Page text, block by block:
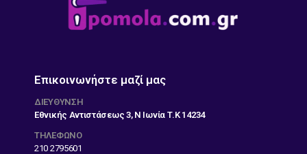
Επικοινωνήστε μαζί μας
ΔΙΕΎΘΥΝΣΗ
Εθνικής Αντιστάσεως 3, Ν Ιωνία Τ.Κ 14234
ΤΗΛΕΦΩΝΟ
210 2795601